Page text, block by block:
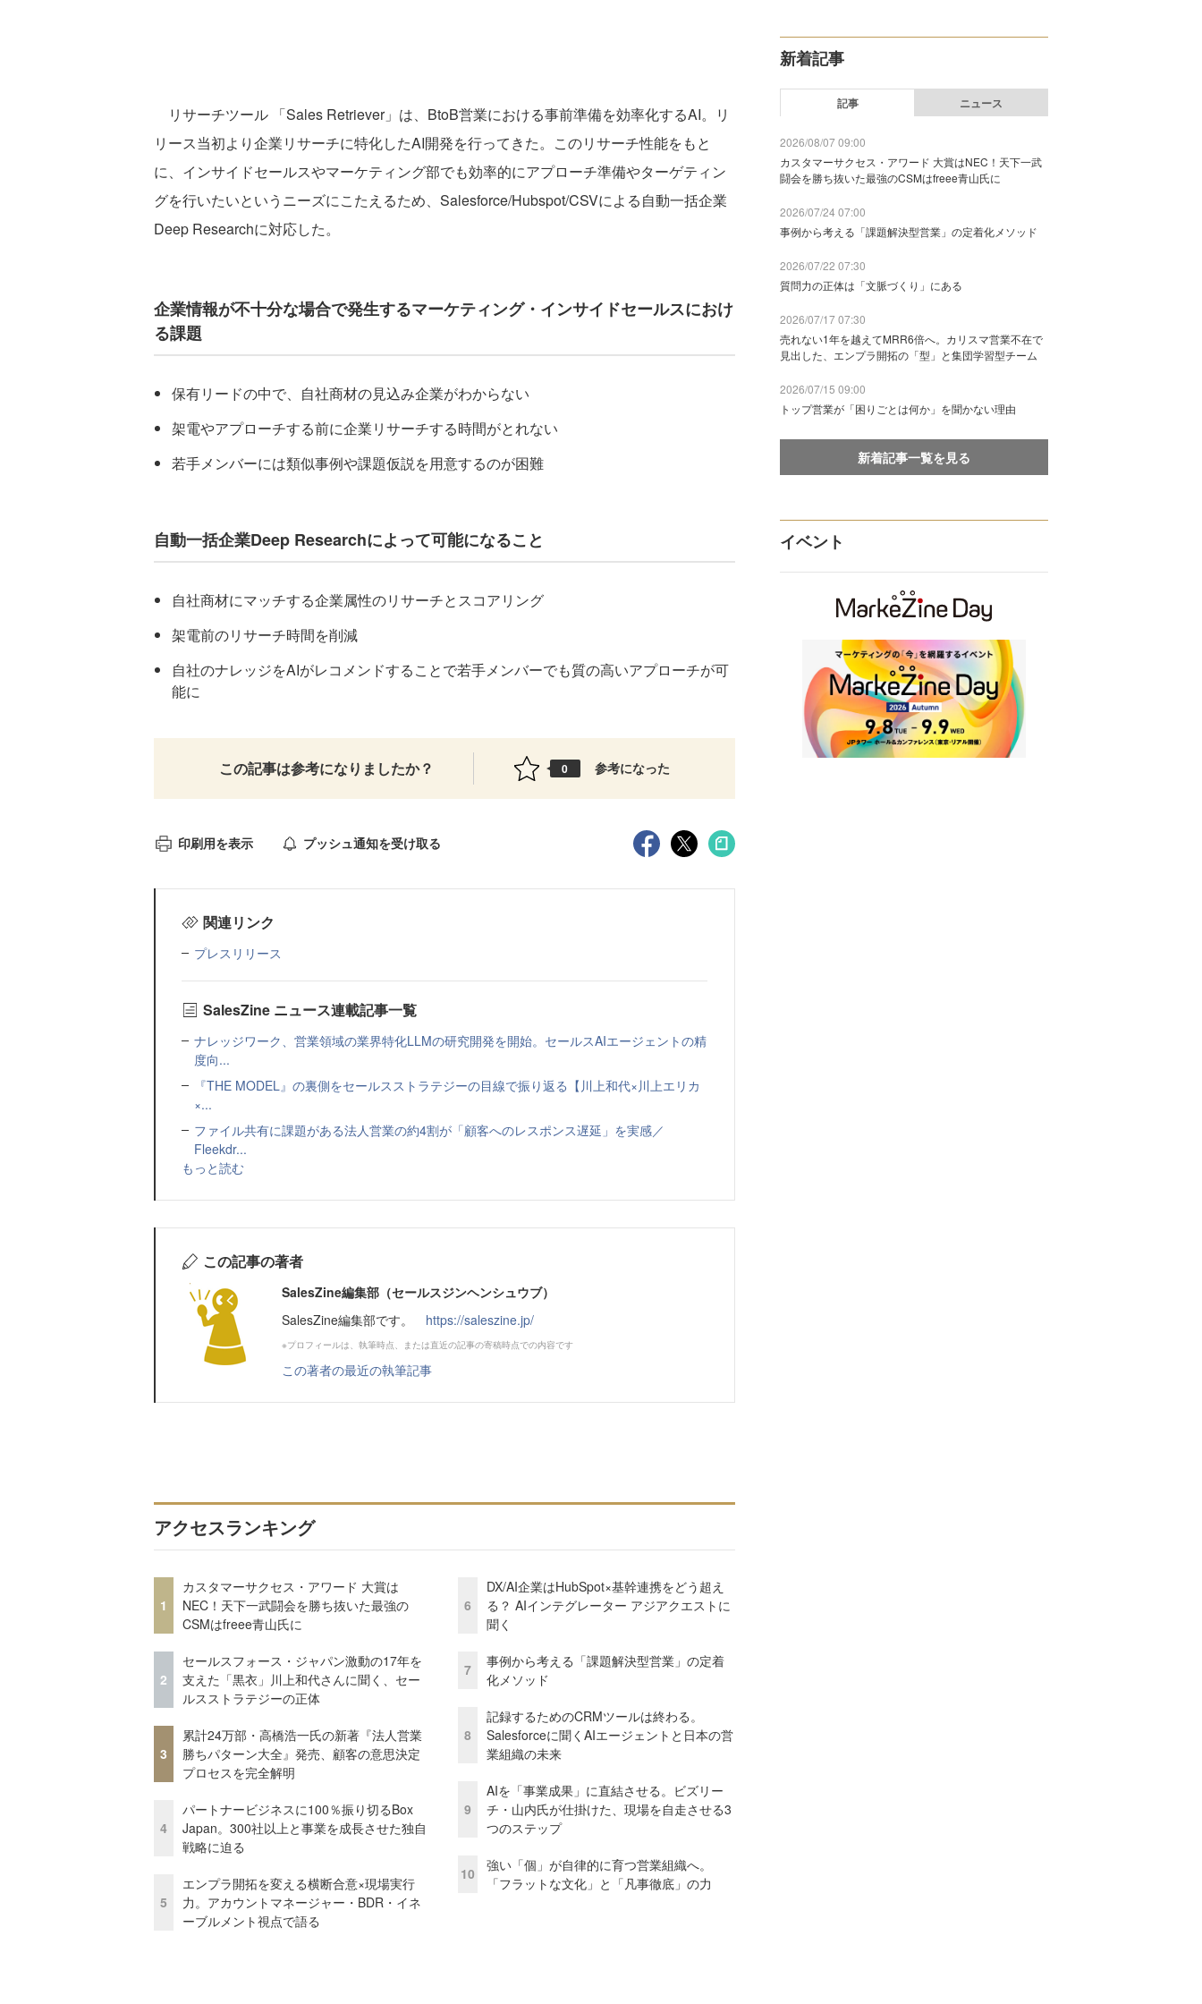
リサーチツール 「Sales Retriever」は、BtoB営業における事前準備を効率化するAI。リ
リース当初より企業リサーチに特化したAI開発を行ってきた。このリサーチ性能をもと
に、インサイドセールスやマーケティング部でも効率的にアプローチ準備やターゲティン
グを行いたいというニーズにこたえるため、Salesforce/Hubspot/CSVによる自動一括企業
Deep Researchに対応した。
企業情報が不十分な場合で発生するマーケティング・インサイドセールスにおけ
る課題
保有リードの中で、自社商材の見込み企業がわからない
架電やアプローチする前に企業リサーチする時間がとれない
若手メンバーには類似事例や課題仮説を用意するのが困難
自動一括企業Deep Researchによって可能になること
自社商材にマッチする企業属性のリサーチとスコアリング
架電前のリサーチ時間を削減
自社のナレッジをAIがレコメンドすることで若手メンバーでも質の高いアプローチが可
能に
この記事は参考になりましたか？ 0 参考になった
印刷用を表示 プッシュ通知を受け取る
関連リンク
プレスリリース
SalesZine ニュース連載記事一覧
ナレッジワーク、営業領域の業界特化LLMの研究開発を開始。セールスAIエージェントの精
度向...
『THE MODEL』の裏側をセールスストラテジーの目線で振り返る【川上和代×川上エリカ
×...
ファイル共有に課題がある法人営業の約4割が「顧客へのレスポンス遅延」を実感／
Fleekdr...
もっと読む
この記事の著者
SalesZine編集部（セールスジンヘンシュウブ）
SalesZine編集部です。 https://saleszine.jp/
※プロフィールは、執筆時点、または直近の記事の寄稿時点での内容です
この著者の最近の執筆記事
アクセスランキング
1
カスタマーサクセス・アワード 大賞は
NEC！天下一武闘会を勝ち抜いた最強の
CSMはfreee青山氏に
2
セールスフォース・ジャパン激動の17年を
支えた「黒衣」川上和代さんに聞く、セー
ルスストラテジーの正体
3
累計24万部・高橋浩一氏の新著『法人営業
勝ちパターン大全』発売、顧客の意思決定
プロセスを完全解明
4
パートナービジネスに100％振り切るBox
Japan。300社以上と事業を成長させた独自
戦略に迫る
5
エンプラ開拓を変える横断合意×現場実行
力。アカウントマネージャー・BDR・イネ
ーブルメント視点で語る
6
DX/AI企業はHubSpot×基幹連携をどう超え
る？ AIインテグレーター アジアクエストに
聞く
7
事例から考える「課題解決型営業」の定着
化メソッド
8
記録するためのCRMツールは終わる。
Salesforceに聞くAIエージェントと日本の営
業組織の未来
9
AIを「事業成果」に直結させる。ビズリー
チ・山内氏が仕掛けた、現場を自走させる3
つのステップ
10
強い「個」が自律的に育つ営業組織へ。
「フラットな文化」と「凡事徹底」の力
新着記事
記事 ニュース
2026/08/07 09:00
カスタマーサクセス・アワード 大賞はNEC！天下一武
闘会を勝ち抜いた最強のCSMはfreee青山氏に
2026/07/24 07:00
事例から考える「課題解決型営業」の定着化メソッド
2026/07/22 07:30
質問力の正体は「文脈づくり」にある
2026/07/17 07:30
売れない1年を越えてMRR6倍へ。カリスマ営業不在で
見出した、エンプラ開拓の「型」と集団学習型チーム
2026/07/15 09:00
トップ営業が「困りごとは何か」を聞かない理由
新着記事一覧を見る
イベント